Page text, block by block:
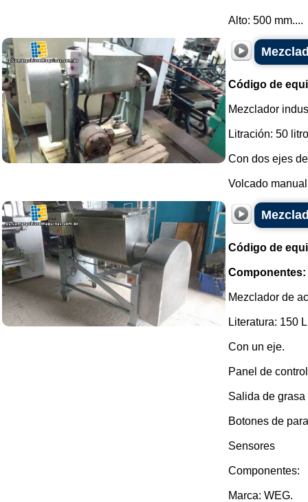
Alto: 500 mm....
Código de
Mezclador
Litración: 50
Con dos ejes
Volcado
Código de
Componentes:
Mezclador de
Literatura: 150
Con un eje.
Panel de
Salida de
Botones de
Sensores
Componentes:
Marca: WEG.